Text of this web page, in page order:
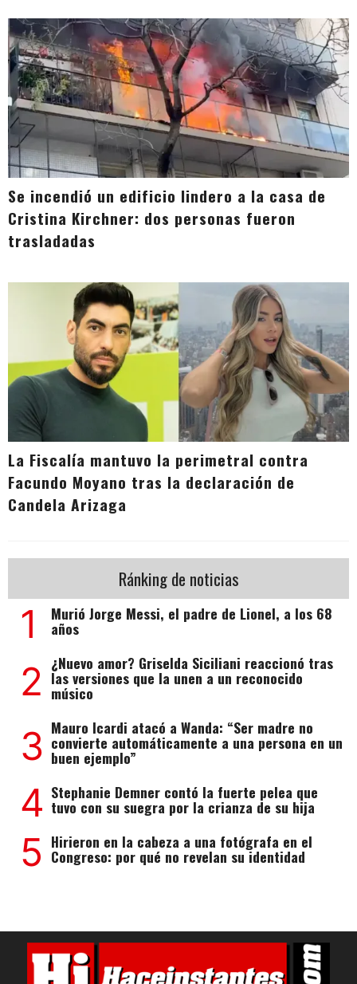
Se incendió un edificio lindero a la casa de
Cristina Kirchner: dos personas fueron
trasladadas
La Fiscalía mantuvo la perimetral contra
Facundo Moyano tras la declaración de
Candela Arizaga
Ránking de noticias
1 Murió Jorge Messi, el padre de Lionel, a los 68
años
2 ¿Nuevo amor? Griselda Siciliani reaccionó tras
las versiones que la unen a un reconocido
músico
3 Mauro Icardi atacó a Wanda: “Ser madre no
convierte automáticamente a una persona en un
buen ejemplo”
4 Stephanie Demner contó la fuerte pelea que
tuvo con su suegra por la crianza de su hija
5 Hirieron en la cabeza a una fotógrafa en el
Congreso: por qué no revelan su identidad